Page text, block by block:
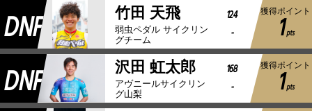
DNF 竹田 天飛
弱虫ペダル サイクリン
グチーム
124
-
獲得ポイント
1pts
DNF 沢田 虹太郎
アヴニールサイクリン
グ山梨
168
-
獲得ポイント
1pts